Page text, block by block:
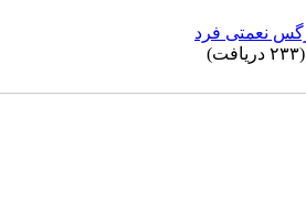
نعمتی فرد
(۲۳۳ دریافت)